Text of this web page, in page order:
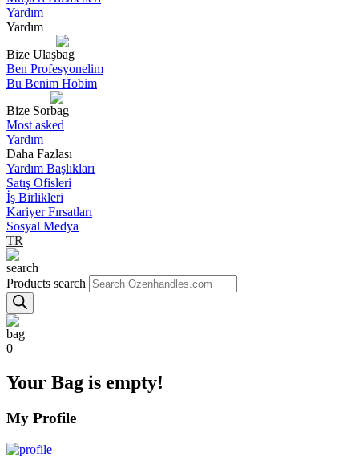
Yardım
Yardım
Bize Ulaş
Ben Profesyonelim
Bu Benim Hobim
Bize Sor
Most asked
Yardım
Daha Fazlası
Yardım Başlıkları
Satış Ofisleri
İş Birlikleri
Kariyer Fırsatları
Sosyal Medya
TR
Products search
0
Your Bag is empty!
My Profile